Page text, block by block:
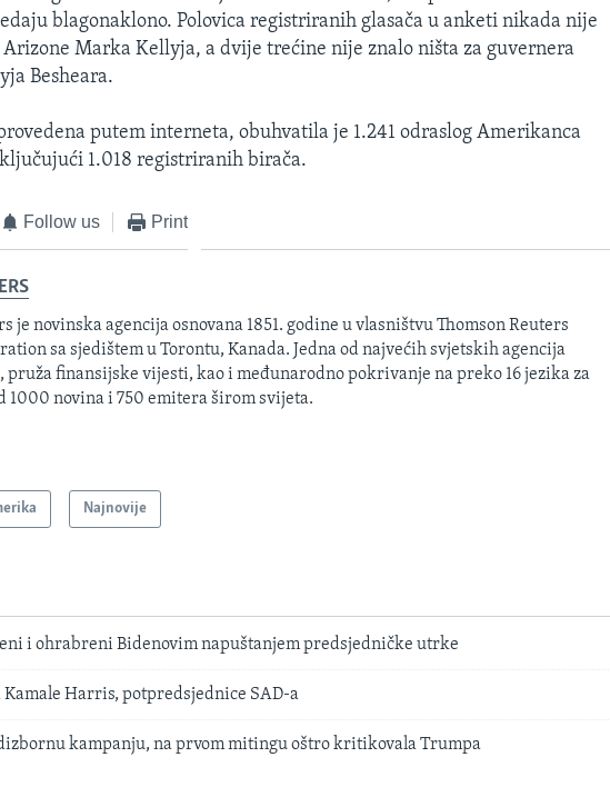
blagonaklono. Polovica registriranih glasača u anketi nikada nije
Arizone Marka Kellyja, a dvije trećine nije znalo ništa za guvernera
Besheara.
putem interneta, obuhvatila je 1.241 odraslog Amerikanca
1.018 registriranih birača.
Follow us Print
je novinska agencija osnovana 1851. godine u vlasništvu Thomson Reuters
sa sjedištem u Torontu, Kanada. Jedna od najvećih svjetskih agencija
pruža finansijske vijesti, kao i međunarodno pokrivanje na preko 16 jezika za
1000 novina i 750 emitera širom svijeta.
Najnovije
i ohrabreni Bidenovim napuštanjem predsjedničke utrke
Harris, potpredsjednice SAD-a
kampanju, na prvom mitingu oštro kritikovala Trumpa